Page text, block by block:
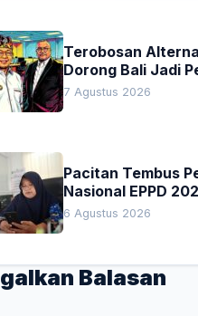
Terobosan
Dorong Bali Jadi
Nasional
7 Agustus 2026
Pacitan Tembus
Nasional EPPD
Besar di Jatim
6 Agustus 2026
Balasan